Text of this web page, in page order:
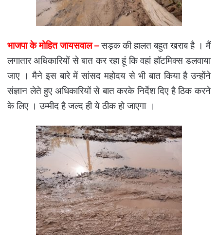
भाजपा के मोहित जायसवाल –सड़क की हालत बहुत खराब है । मैं
लगातार अधिकारियों से बात कर रहा हूं कि वहां हाॅटमिक्स डलवाया
जाए । मैने इस बारे में सांसद महोदय से भी बात किया है उन्होंने
संज्ञान लेते हुए अधिकारियों से बात करके निर्देश दिए है ठिक करने
के लिए । उम्मीद है जल्द ही ये ठीक हो जाएगा ।